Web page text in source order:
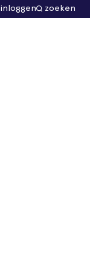
inloggen zoeken